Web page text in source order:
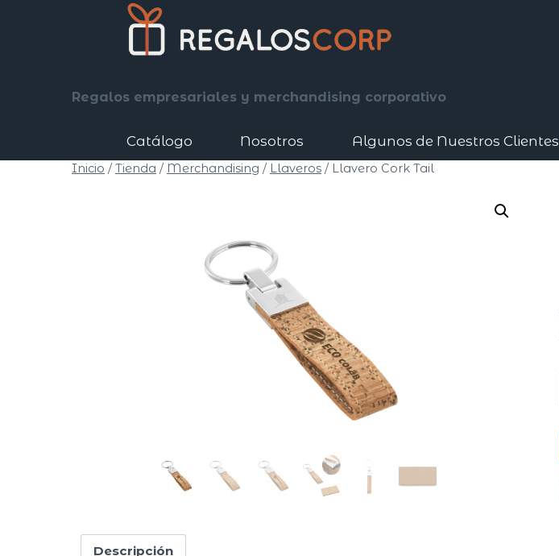
Regalos empresariales y merchandising corporativo
Catálogo Nosotros Algunos de Nuestros Clientes
Inicio / Tienda / Merchandising / Llaveros / ​Llavero Cork Tail
Descripción